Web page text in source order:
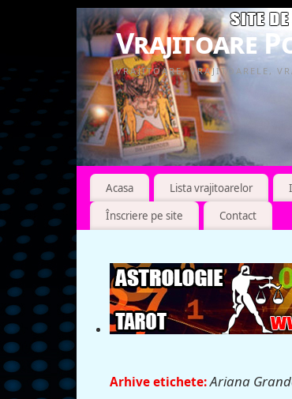
Vrajitoare
VRAJITOARE, VRAJITOARELE,
Acasa Lista vrajitoarelor
Înscriere pe site
Contact
Arhive etichete:Ariana